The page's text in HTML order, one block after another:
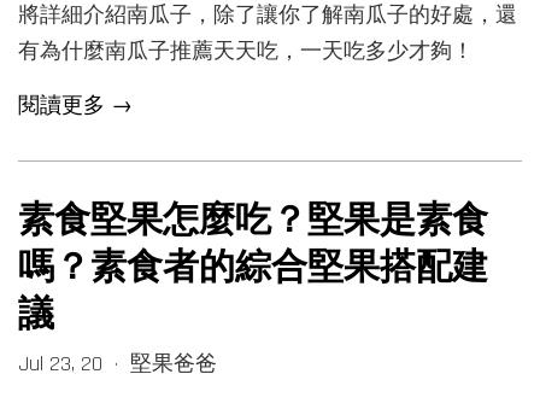
將詳細介紹南瓜子，除了讓你了解南瓜子的好處，還
有為什麼南瓜子推薦天天吃，一天吃多少才夠！
閱讀更多 →
素食堅果怎麼吃？堅果是素食
嗎？素食者的綜合堅果搭配建
議
Jul 23, 20 • 堅果爸爸